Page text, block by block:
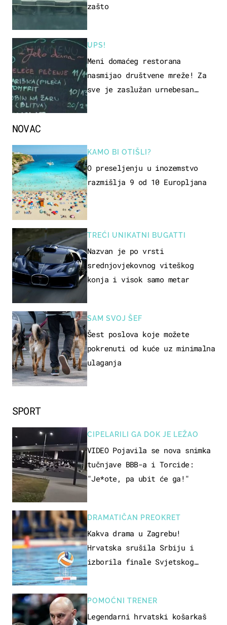
zašto
UPS!
Meni domaćeg restorana
nasmijao društvene mreže! Za
sve je zaslužan urnebesan
SPORT
CIPELARILI GA DOK JE LEŽAO
VIDEO Pojavila se nova snimka
tučnjave BBB-a i Torcide:
"Je*ote, pa ubit će ga!"
DRAMATIČAN PREOKRET
Kakva drama u Zagrebu!
Hrvatska srušila Srbiju i
izborila finale Svjetskog
POMOĆNI TRENER
Legendarni hrvatski košarkaš
NOVAC
KAMO BI OTIŠLI?
O preseljenju u inozemstvo
razmišlja 9 od 10 Europljana
TREĆI UNIKATNI BUGATTI
Nazvan je po vrsti
srednjovjekovnog viteškog
konja i visok samo metar
SAM SVOJ ŠEF
Šest poslova koje možete
pokrenuti od kuće uz minimalna
ulaganja